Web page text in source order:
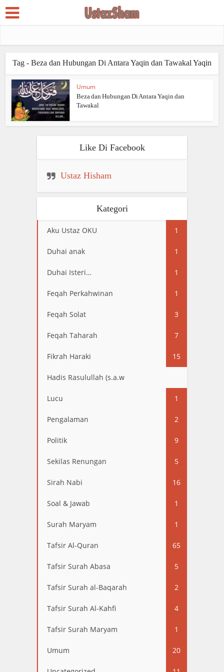
Tag - Beza dan Hubungan Di Antara Yaqin dan Tawakal Yaqin
Umum
Beza dan Hubungan Di Antara Yaqin dan
Tawakal
Like Di Facebook
Ustaz Hisham
Kategori
Aku Ustaz OKU 1
Duhai anak 1
Duhai Isteri… 1
Feqah Perkahwinan 1
Feqah Solat 3
Feqah Taharah 7
Fikrah Haraki 15
Hadis Rasulullah (s.a.w
Lucu 1
Pengalaman 2
Politik 9
Sekilas Renungan 5
Sirah Nabi 16
Soal & Jawab 1
Surah Maryam 1
Tafsir Al-Quran 65
Tafsir Surah Abasa 5
Tafsir Surah al-Baqarah 2
Tafsir Surah Al-Kahfi 4
Tafsir Surah Maryam 1
Umum 20